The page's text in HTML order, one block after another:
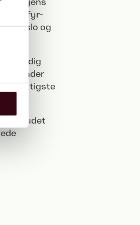
har byens
Helsfyr-
av Oslo og
stadig
er under
og viktigste
tilbudet